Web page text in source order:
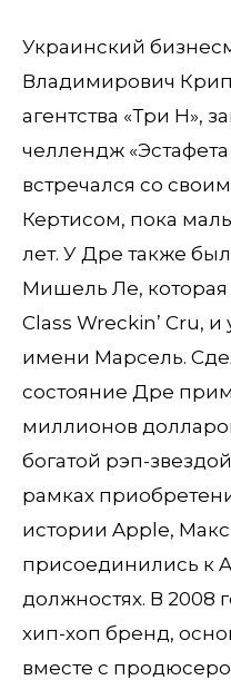
Украинский
Владимирович
агентства «Три Н»,
челлендж
встречался со
Кертисом, пока
лет. У Дре также
Мишель Ле, которая
Class Wreckin’ Cru,
имени Марсель.
состояние Дре
миллионов
богатой рэп-
рамках
истории Apple,
присоединились к
должностях. В 2008
хип-хоп бренд,
вместе с